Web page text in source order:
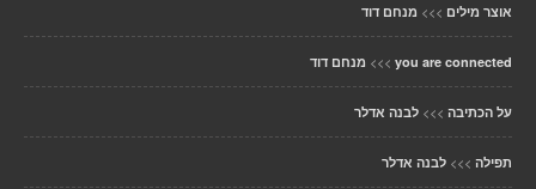
אוצר מילים >>> מנחם דוד
you are connected
>>> מנחם דוד
על הכתיבה >>> לבנה אדלר
תפילה >>> לבנה אדלר